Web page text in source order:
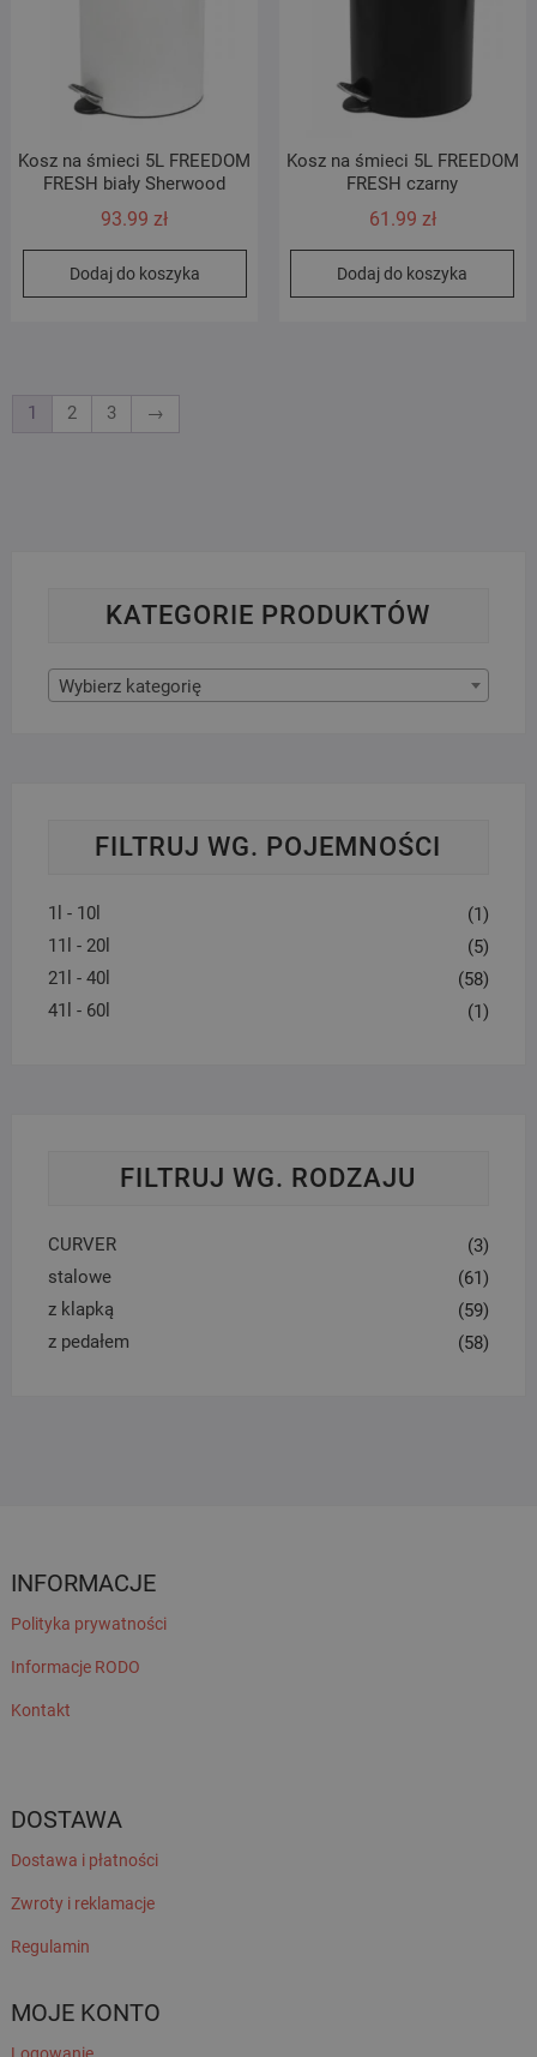
Kosz na śmieci 5L FREEDOM
FRESH biały Sherwood
93.99zł
Dodaj do koszyka
Kosz na śmieci 5L FREEDOM
FRESH czarny
61.99 zł
Dodaj do koszyka
1 2 3 →
KATEGORIE PRODUKTÓW
Wybierz kategorię
FILTRUJ WG. POJEMNOŚCI
1l - 10l
(1)
11l - 20l
(5)
21l - 40l
(58)
41l - 60l
(1)
FILTRUJ WG. RODZAJU
CURVER
(3)
stalowe
(61)
z klapką
(59)
z pedałem
(58)
INFORMACJE
Polityka prywatności
Informacje RODO
Kontakt
DOSTAWA
Dostawa i płatności
Zwroty i reklamacje
Regulamin
MOJE KONTO
Logowanie